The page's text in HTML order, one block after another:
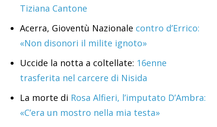
Tiziana Cantone
Acerra, Gioventù Nazionale contro d’Errico:
«Non disonori il milite ignoto»
Uccide la notta a coltellate: 16enne
trasferita nel carcere di Nisida
La morte di Rosa Alfieri, l’imputato D’Ambra:
«C’era un mostro nella mia testa»